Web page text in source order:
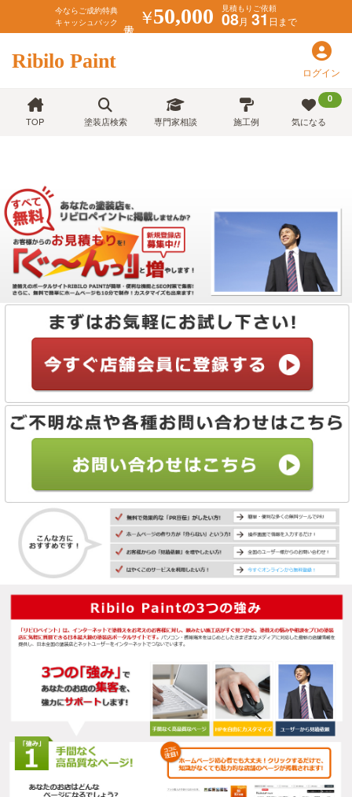
今ならご成約特典
キャッシュバック
￥50,000 見積もりご依頼
08月 31日まで
Ribilo Paint ログイン
TOP 塗装店検索 専門家相談 施工例
0
気になる